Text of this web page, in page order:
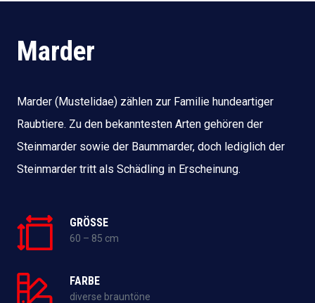
Marder
Marder (Mustelidae) zählen zur Familie hundeartiger
Raubtiere. Zu den bekanntesten Arten gehören der
Steinmarder sowie der Baummarder, doch lediglich der
Steinmarder tritt als Schädling in Erscheinung.
GRÖSSE
60 – 85 cm
FARBE
diverse brauntöne